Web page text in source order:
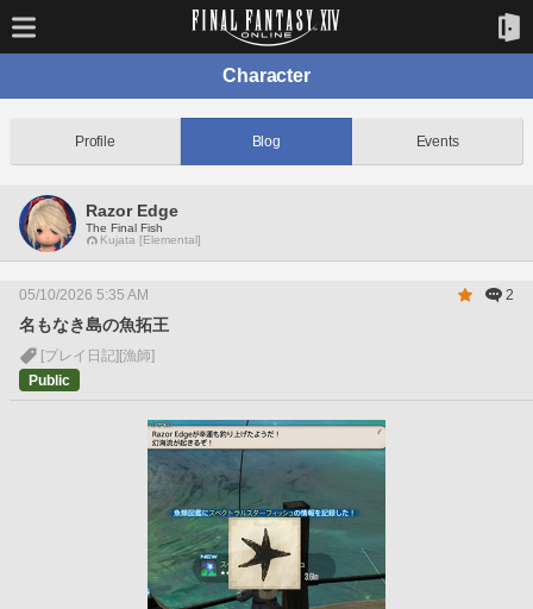
Character
Profile Blog Events
Razor Edge
The Final Fish
Kujata [Elemental]
05/10/2026 5:35 AM 2
名もなき島の魚拓王
[プレイ日記] [漁師]
Public